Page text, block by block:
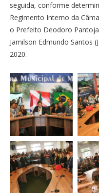
seguida, conforme
Regimento Interno da
o Prefeito Deodoro
Jamilson Edmundo Santos
2020.